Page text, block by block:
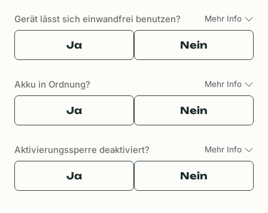
Gerät lässt sich einwandfrei benutzen? Mehr Info
Ja Nein
Akku in Ordnung? Mehr Info
Ja Nein
Aktivierungssperre deaktiviert? Mehr Info
Ja Nein